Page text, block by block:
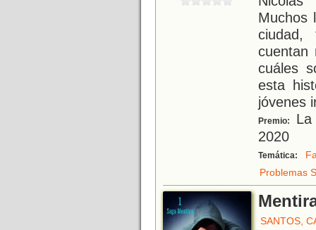
Muchos
cuentan
cuáles
esta
jóvenes
Premio:
La
2020
Temática:
Problemas
SANTOS,